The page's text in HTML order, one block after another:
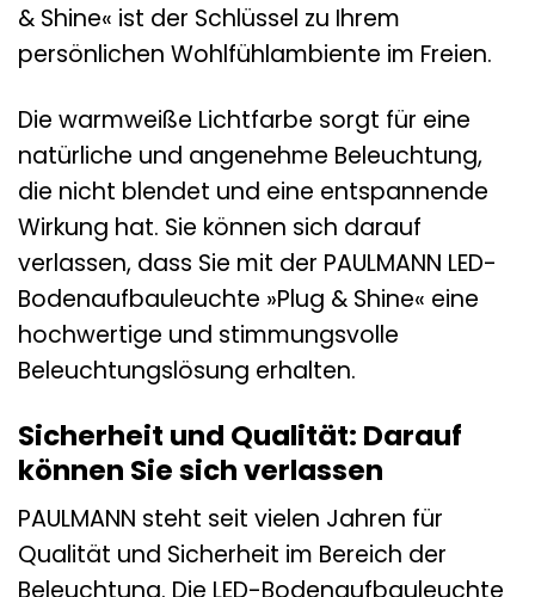
& Shine« ist der Schlüssel zu Ihrem
persönlichen Wohlfühlambiente im Freien.
Die warmweiße Lichtfarbe sorgt für eine
natürliche und angenehme Beleuchtung,
die nicht blendet und eine entspannende
Wirkung hat. Sie können sich darauf
verlassen, dass Sie mit der PAULMANN LED-
Bodenaufbauleuchte »Plug & Shine« eine
hochwertige und stimmungsvolle
Beleuchtungslösung erhalten.
Sicherheit und Qualität: Darauf
können Sie sich verlassen
PAULMANN steht seit vielen Jahren für
Qualität und Sicherheit im Bereich der